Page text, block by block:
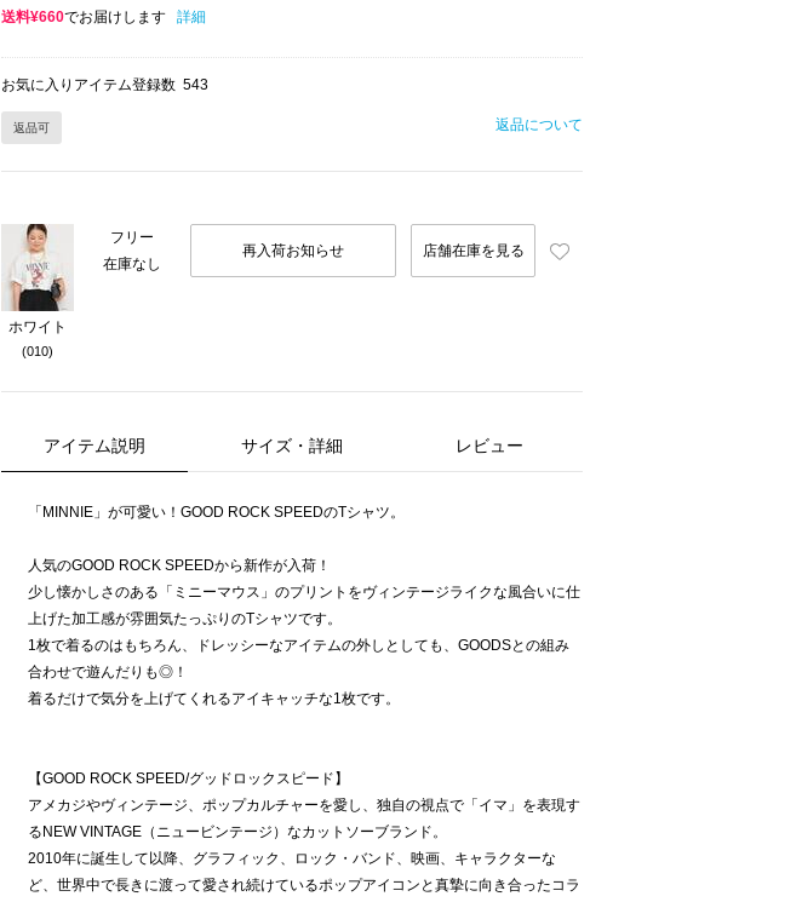
送料¥660でお届けします 詳細
お気に入りアイテム登録数 543
返品可 返品について
ホワイト
(010)
フリー
在庫なし
再入荷お知らせ 店舗在庫を見る
アイテム説明 サイズ・詳細 レビュー
「MINNIE」が可愛い！GOOD ROCK SPEEDのTシャツ。
人気のGOOD ROCK SPEEDから新作が入荷！
少し懐かしさのある「ミニーマウス」のプリントをヴィンテージライクな風合いに仕
上げた加工感が雰囲気たっぷりのTシャツです。
1枚で着るのはもちろん、ドレッシーなアイテムの外しとしても、GOODSとの組み
合わせで遊んだりも◎！
着るだけで気分を上げてくれるアイキャッチな1枚です。
【GOOD ROCK SPEED/グッドロックスピード】
アメカジやヴィンテージ、ポップカルチャーを愛し、独自の視点で「イマ」を表現す
るNEW VINTAGE（ニュービンテージ）なカットソーブランド。
2010年に誕生して以降、グラフィック、ロック・バンド、映画、キャラクターな
ど、世界中で長きに渡って愛され続けているポップアイコンと真摯に向き合ったコラ